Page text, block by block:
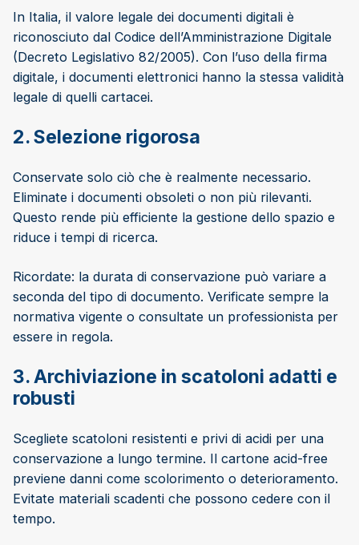
In Italia, il valore legale dei documenti digitali è
riconosciuto dal Codice dell’Amministrazione Digitale
(Decreto Legislativo 82/2005). Con l’uso della firma
digitale, i documenti elettronici hanno la stessa validità
legale di quelli cartacei.
2. Selezione rigorosa
Conservate solo ciò che è realmente necessario.
Eliminate i documenti obsoleti o non più rilevanti.
Questo rende più efficiente la gestione dello spazio e
riduce i tempi di ricerca.
Ricordate: la durata di conservazione può variare a
seconda del tipo di documento. Verificate sempre la
normativa vigente o consultate un professionista per
essere in regola.
3. Archiviazione in scatoloni adatti e
robusti
Scegliete scatoloni resistenti e privi di acidi per una
conservazione a lungo termine. Il cartone acid-free
previene danni come scolorimento o deterioramento.
Evitate materiali scadenti che possono cedere con il
tempo.